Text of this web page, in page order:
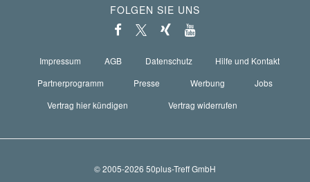
FOLGEN SIE UNS
Impressum AGB Datenschutz
Hilfe und Kontakt
Partnerprogramm
Presse Werbung
Jobs
Vertrag hier kündigen
Vertrag widerrufen
© 2005-2026 50plus-Treff GmbH